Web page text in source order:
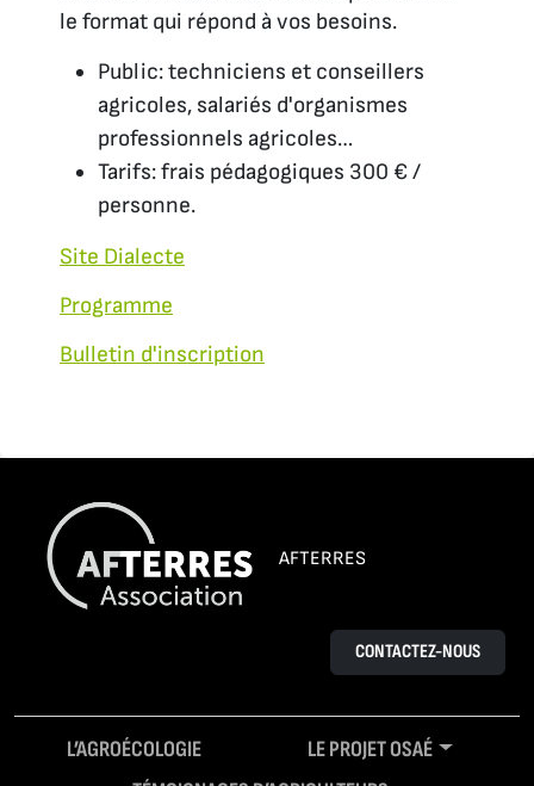
le format qui répond à vos besoins.
Public: techniciens et conseillers
agricoles, salariés d'organismes
professionnels agricoles…
Tarifs: frais pédagogiques 300 € /
personne.
Site Dialecte
Programme
Bulletin d'inscription
AFTERRES
CONTACTEZ-NOUS
L’AGROÉCOLOGIE
LE PROJET OSAÉ